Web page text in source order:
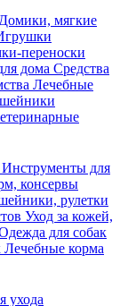
Домики, мягкие
переноски
дома Средства
Лечебные
Инструменты для
консервы
рулетки
Уход за кожей,
для собак
Лечебные корма
ухода